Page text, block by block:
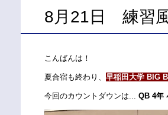
8月21日 練習
こんばんは！
夏合宿も終わり、 早稲田大学 BIG
今回のカウントダウンは... QB 4年